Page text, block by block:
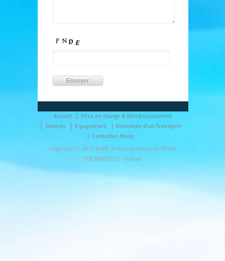
Accueil
Prise en charge & Remboursement
Services
Equipement
Demande d’un Transport
Contactez-Nous
Copyright © 2020 SARL France Ambulance, 83440
TOURRETTES - France.